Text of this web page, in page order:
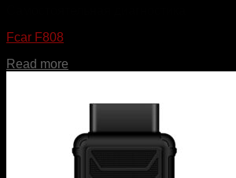
Fcar F808
Read more